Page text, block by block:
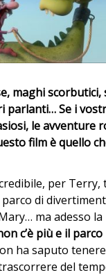
maghi scorbutici,
parlanti… Se i
le avventure
film è quello
per Terry,
di
ma adesso
c’è più e il
ha saputo
del